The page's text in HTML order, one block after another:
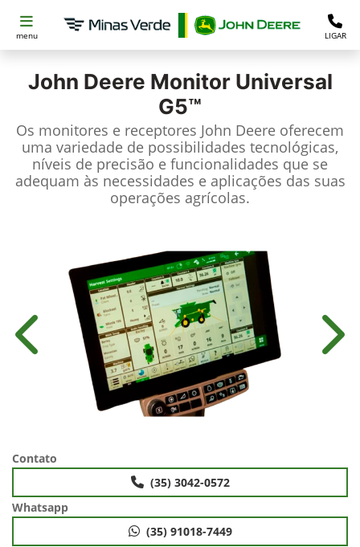
menu LIGAR
John Deere Monitor Universal
G5™
Os monitores e receptores John Deere oferecem
uma variedade de possibilidades tecnológicas,
níveis de precisão e funcionalidades que se
adequam às necessidades e aplicações das suas
operações agrícolas.
Anterior
Contato
(35) 3042-0572
Whatsapp
(35) 91018-7449